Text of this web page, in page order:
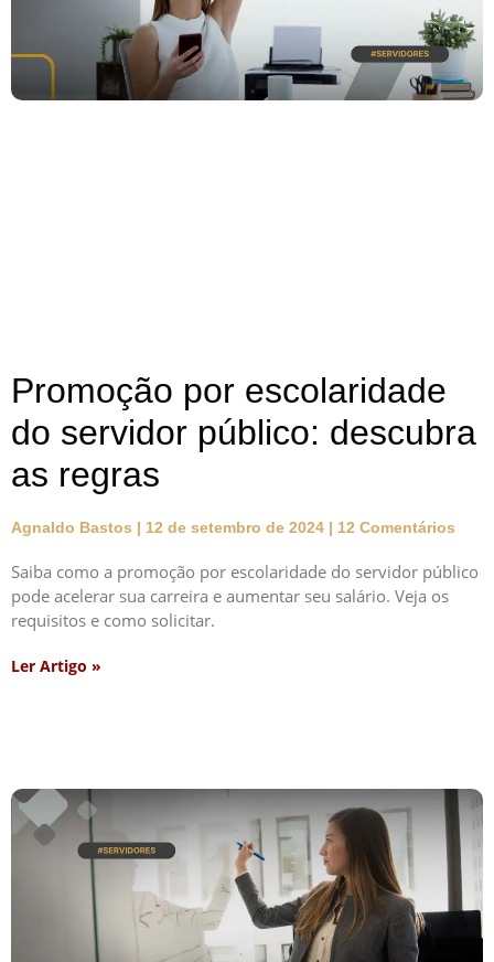
Promoção por escolaridade
do servidor público: descubra
as regras
Agnaldo Bastos 12 de setembro de 2024 12 Comentários
Saiba como a promoção por escolaridade do servidor público
pode acelerar sua carreira e aumentar seu salário. Veja os
requisitos e como solicitar.
Ler Artigo »